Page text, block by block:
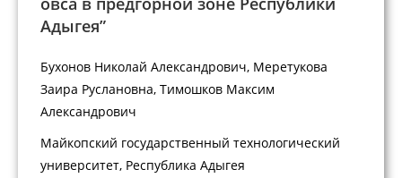
Адыгея”
Бухонов Николай Александрович, Меретукова
Заира Руслановна, Тимошков Максим
Александрович
Майкопский государственный технологический
университет, Республика Адыгея